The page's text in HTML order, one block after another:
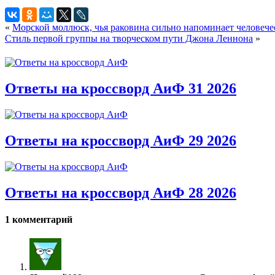
« Морской моллюск, чья раковина сильно напоминает
Стиль первой группы на творческом пути Джона Леннона »
Ответы на кроссворд АиФ 31 2026
Ответы на кроссворд АиФ 29 2026
Ответы на кроссворд АиФ 28 2026
1 комментарий